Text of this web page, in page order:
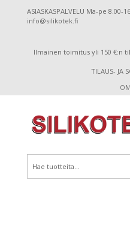
ASIASKASPALVELU Ma-pe 8.00-
info@silikotek.fi
Ilmainen toimitus yli 150 €:n
TILAUS- JA